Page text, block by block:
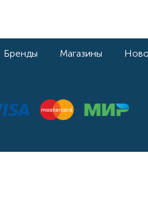
Бренды Магазины